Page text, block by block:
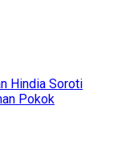
Hindia Soroti
Pokok